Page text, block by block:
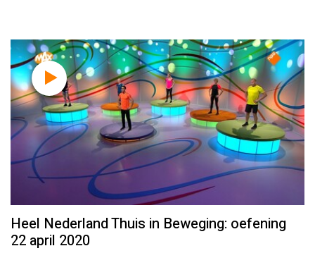
Heel Nederland Thuis in Beweging: oefening
22 april 2020